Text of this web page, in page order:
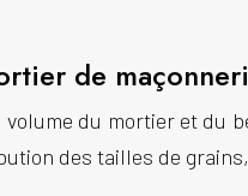
de
du mortier et du
des tailles de